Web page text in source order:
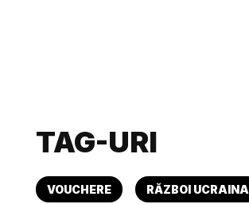
TAG-URI
VOUCHERE RĂZBOI UCRAINA